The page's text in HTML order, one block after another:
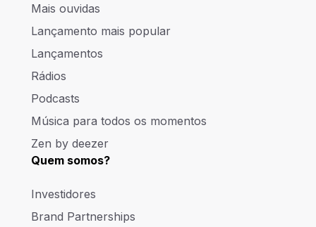
Mais ouvidas
Lançamento mais popular
Lançamentos
Rádios
Podcasts
Música para todos os momentos
Zen by deezer
Quem somos?
Investidores
Brand Partnerships